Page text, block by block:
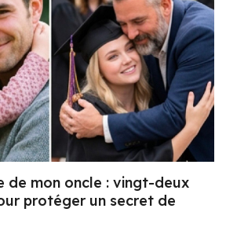
de mon oncle : vingt-deux
protéger un secret de